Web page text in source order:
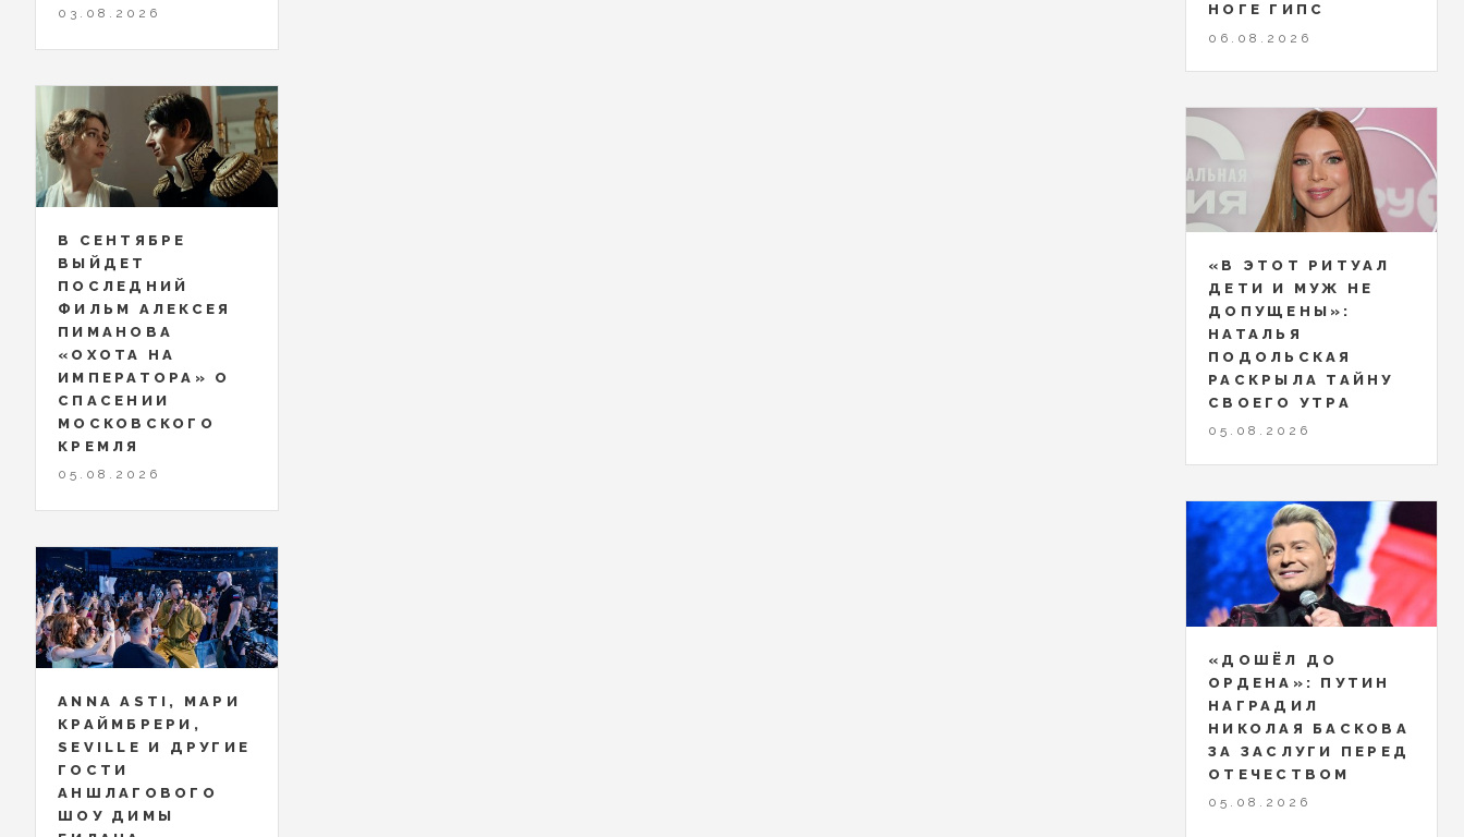
03.08.2026
В СЕНТЯБРЕ
ВЫЙДЕТ
ПОСЛЕДНИЙ
ФИЛЬМ АЛЕКСЕЯ
ПИМАНОВА
«ОХОТА НА
ИМПЕРАТОРА» О
СПАСЕНИИ
МОСКОВСКОГО
КРЕМЛЯ
05.08.2026
ANNA ASTI, МАРИ
КРАЙМБРЕРИ,
SEVILLE И ДРУГИЕ
ГОСТИ
АНШЛАГОВОГО
ШОУ ДИМЫ
НОГЕ ГИПС
06.08.2026
«В ЭТОТ РИТУАЛ
ДЕТИ И МУЖ НЕ
ДОПУЩЕНЫ»:
НАТАЛЬЯ
ПОДОЛЬСКАЯ
РАСКРЫЛА ТАЙНУ
СВОЕГО УТРА
05.08.2026
«ДОШЁЛ ДО
ОРДЕНА»: ПУТИН
НАГРАДИЛ
НИКОЛАЯ БАСКОВА
ЗА ЗАСЛУГИ ПЕРЕД
ОТЕЧЕСТВОМ
05.08.2026